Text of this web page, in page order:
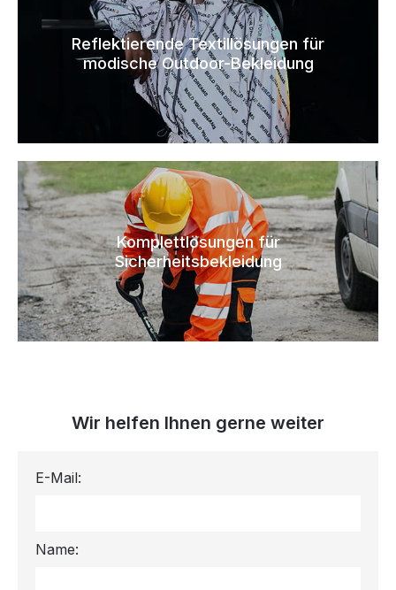
Reflektierende Textillösungen für
modische Outdoor-Bekleidung
Komplettlösungen für
Sicherheitsbekleidung
Wir helfen Ihnen gerne weiter
E-Mail:
Name: